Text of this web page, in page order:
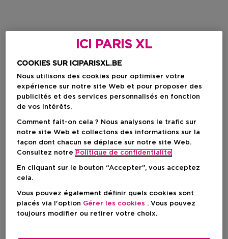
ICI PARIS XL
COOKIES SUR ICIPARISXL.BE
Nous utilisons des cookies pour optimiser votre
expérience sur notre site Web et pour proposer des
publicités et des services personnalisés en fonction
de vos intérêts.
Comment fait-on cela ? Nous analysons le trafic sur
notre site Web et collectons des informations sur la
façon dont chacun se déplace sur notre site Web.
Consultez notre Politique de confidentialite
En cliquant sur le bouton “Accepter”, vous acceptez
cela.
Vous pouvez également définir quels cookies sont
placés via l'option Gérer les cookies . Vous pouvez
toujours modifier ou retirer votre choix.